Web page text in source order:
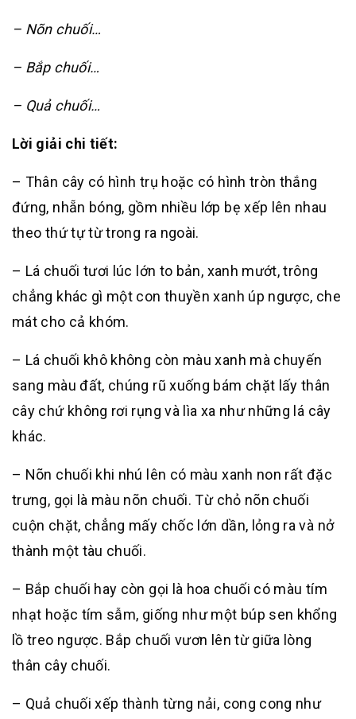
– Nõn chuối…
– Bắp chuối…
– Quả chuối…
Lời giải chi tiết:
– Thân cây có hình trụ hoặc có hình tròn thắng
đứng, nhẵn bóng, gồm nhiều lớp bẹ xếp lên nhau
theo thứ tự từ trong ra ngoài.
– Lá chuối tươi lúc lớn to bản, xanh mướt, trông
chẳng khác gì một con thuyền xanh úp ngược, che
mát cho cả khóm.
– Lá chuối khô không còn màu xanh mà chuyến
sang màu đất, chúng rũ xuống bám chặt lấy thân
cây chứ không rơi rụng và lìa xa như những lá cây
khác.
– Nõn chuối khi nhú lên có màu xanh non rất đặc
trưng, gọi là màu nõn chuối. Từ chỏ nõn chuối
cuộn chặt, chẳng mấy chốc lớn dần, lỏng ra và nở
thành một tàu chuối.
– Bắp chuối hay còn gọi là hoa chuối có màu tím
nhạt hoặc tím sẫm, giống như một búp sen khổng
lồ treo ngược. Bắp chuối vươn lên từ giữa lòng
thân cây chuối.
– Quả chuối xếp thành từng nải, cong cong như